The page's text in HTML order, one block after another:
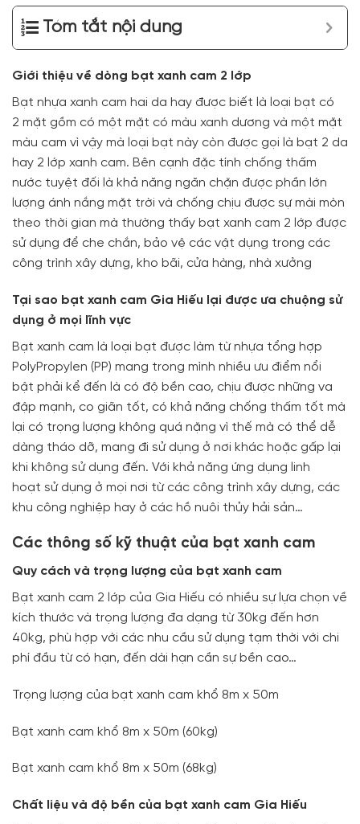
Tóm tắt nội dung
Giới thiệu về dòng bạt xanh cam 2 lớp
Bạt nhựa xanh cam hai da hay được biết là loại bạt có
2 mặt gồm có một mặt có màu xanh dương và một mặt
màu cam vì vậy mà loại bạt này còn được gọi là bạt 2 da
hay 2 lớp xanh cam. Bên cạnh đặc tính chống thấm
nước tuyệt đối là khả năng ngăn chặn được phần lớn
lượng ánh nắng mặt trời và chống chịu được sự mài mòn
theo thời gian mà thường thấy bạt xanh cam 2 lớp được
sử dụng để che chắn, bảo vệ các vật dụng trong các
công trình xây dựng, kho bãi, cửa hàng, nhà xưởng
Tại sao bạt xanh cam Gia Hiếu lại được ưa chuộng sử
dụng ở mọi lĩnh vực
Bạt xanh cam là loại bạt được làm từ nhựa tổng hợp
PolyPropylen (PP) mang trong mình nhiều ưu điểm nổi
bật phải kể đến là có độ bền cao, chịu được những va
đập mạnh, co giãn tốt, có khả năng chống thấm tốt mà
lại có trọng lượng không quá nặng vì thế mà có thể dễ
dàng tháo dỡ, mang đi sử dụng ở nơi khác hoặc gấp lại
khi không sử dụng đến. Với khả năng ứng dụng linh
hoạt sử dụng ở mọi nơi từ các công trình xây dựng, các
khu công nghiệp hay ở các hồ nuôi thủy hải sản…
Các thông số kỹ thuật của bạt xanh cam
Quy cách và trọng lượng của bạt xanh cam
Bạt xanh cam 2 lớp của Gia Hiếu có nhiều sự lựa chọn về
kích thước và trọng lượng đa dạng từ 30kg đến hơn
40kg, phù hợp với các nhu cầu sử dụng tạm thời với chi
phí đầu từ có hạn, đến dài hạn cần sự bền cao…
Trọng lượng của bạt xanh cam khổ 8m x 50m
Bạt xanh cam khổ 8m x 50m (60kg)
Bạt xanh cam khổ 8m x 50m (68kg)
Chất liệu và độ bền của bạt xanh cam Gia Hiếu